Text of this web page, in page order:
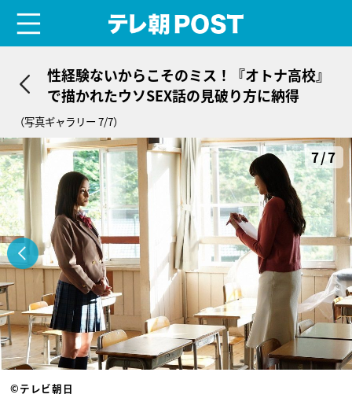
性経験ないからこそのミス！『オトナ高校』
で描かれたウソSEX話の見破り方に納得
（写真ギャラリー 7/7）
7/7
©テレビ朝日